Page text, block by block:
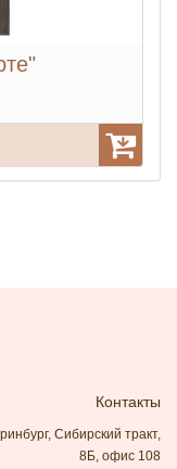
Контакты
Сибирский тракт,
8Б, офис 108